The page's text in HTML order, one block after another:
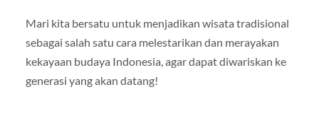
Mari kita bersatu untuk menjadikan wisata tradisional
sebagai salah satu cara melestarikan dan merayakan
kekayaan budaya Indonesia, agar dapat diwariskan ke
generasi yang akan datang!